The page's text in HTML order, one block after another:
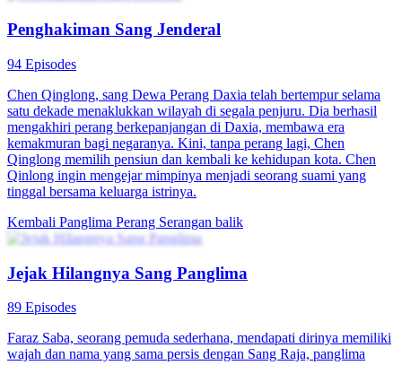
Penghakiman Sang Jenderal
94 Episodes
Chen Qinglong, sang Dewa Perang Daxia telah bertempur selama
satu dekade menaklukkan wilayah di segala penjuru. Dia berhasil
mengakhiri perang berkepanjangan di Daxia, membawa era
kemakmuran bagi negaranya. Kini, tanpa perang lagi, Chen
Qinglong memilih pensiun dan kembali ke kehidupan kota. Chen
Qinlong ingin mengejar mimpinya menjadi seorang suami yang
tinggal bersama keluarga istrinya.
Kembali Panglima Perang Serangan balik
Jejak Hilangnya Sang Panglima
89 Episodes
Faraz Saba, seorang pemuda sederhana, mendapati dirinya memiliki
wajah dan nama yang sama persis dengan Sang Raja, panglima